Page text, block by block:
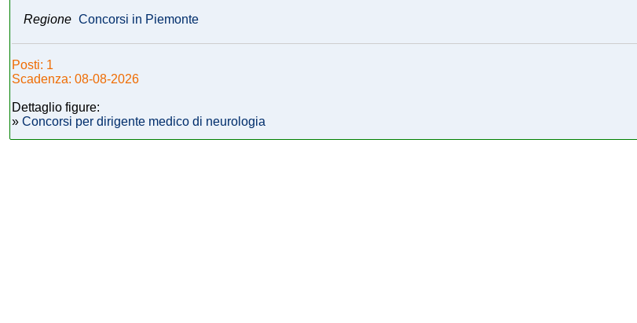
Regione Concorsi in Piemonte
Posti: 1
Scadenza: 08-08-2026
Dettaglio figure:
» Concorsi per dirigente medico di neurologia